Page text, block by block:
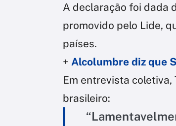
A declaração foi dada
promovido pelo Lide,
países.
+ Alcolumbre diz que
Em entrevista
brasileiro: